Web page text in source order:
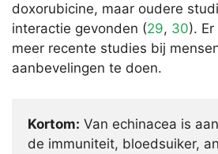
doxorubicine, maar oudere
interactie gevonden (29, 30).
meer recente studies bij
aanbevelingen te doen.
Kortom: Van echinacea is
de immuniteit, bloedsuiker,